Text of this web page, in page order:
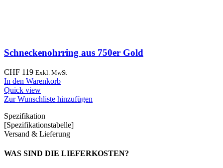
Schneckenohrring aus 750er Gold
CHF 119 Exkl. MwSt
In den Warenkorb
Quick view
Zur Wunschliste hinzufügen
Spezifikation
[Spezifikationstabelle]
Versand & Lieferung
WAS SIND DIE LIEFERKOSTEN?